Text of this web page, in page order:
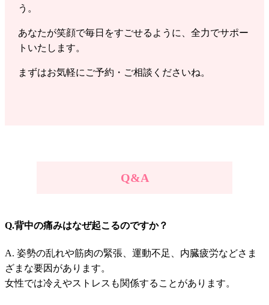
う。
あなたが笑顔で毎日をすごせるように、全力でサポー
トいたします。
まずはお気軽にご予約・ご相談くださいね。
Q&A
Q.背中の痛みはなぜ起こるのですか？
A. 姿勢の乱れや筋肉の緊張、運動不足、内臓疲労などさま
ざまな要因があります。
女性では冷えやストレスも関係することがあります。